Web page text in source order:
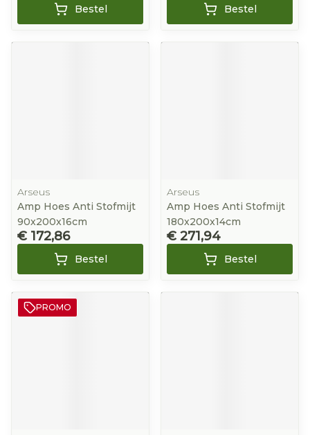
Bestel Bestel
Arseus
Amp Hoes Anti Stofmijt
90x200x16cm
€ 172,86
Bestel
Arseus
Amp Hoes Anti Stofmijt
180x200x14cm
€ 271,94
Bestel
PROMO